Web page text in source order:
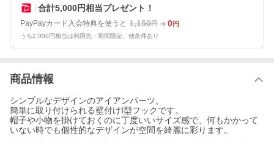
合計5,000円相当プレゼント！
PayPayカード入会特典を使うと 1,150円 0円
うち2,000円相当は利用先・期間限定。他条件あり
商品情報
シンプルなデザインのアイアンパーツ。
簡単に取り付けられる壁付けI型フックです。
帽子や小物を掛けておくのに丁度いいサイズ感で、何もかかって
いない時でも個性的なデザインが空間を綺麗に彩ります。